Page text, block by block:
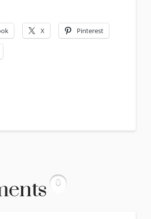
X Pinterest
0